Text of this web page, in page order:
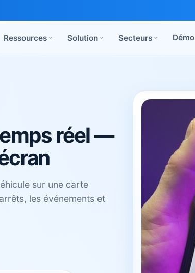
Ressources Solution Secteurs Démo
réel —
sur une carte
les événements et